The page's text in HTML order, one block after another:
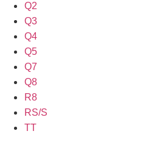
Q2
Q3
Q4
Q5
Q7
Q8
R8
RS/S
TT